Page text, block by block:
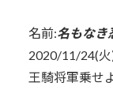
名前:名もなき
2020/11/24(火
王騎将軍乗せ